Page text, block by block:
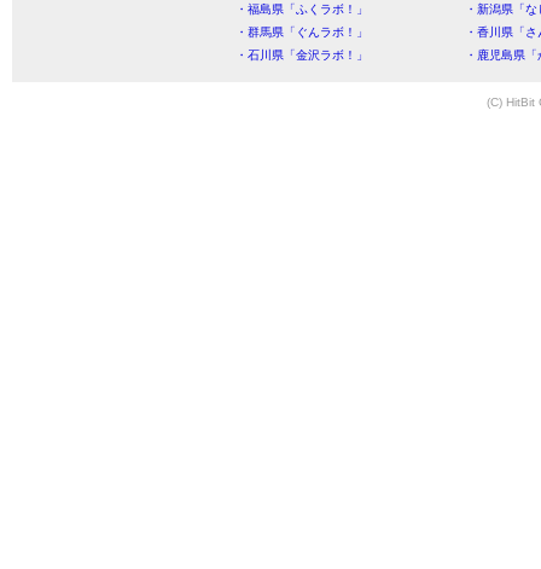
・福島県「ふくラボ！」
・新潟県「
・群馬県「ぐんラボ！」
・香川県「
・石川県「金沢ラボ！」
・鹿児島県
(C) HitBit